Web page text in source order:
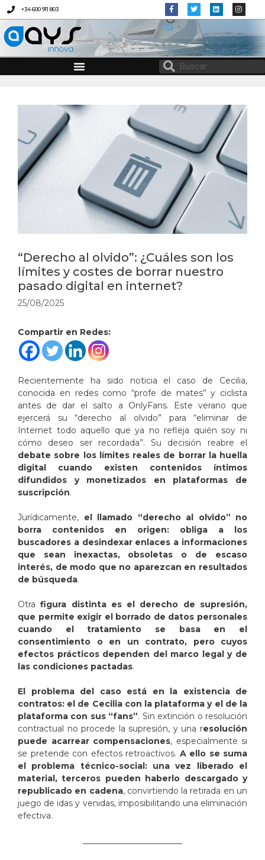
+34 600 911 803
AYS INNOVA
“Derecho al olvido”: ¿Cuáles son los
límites y costes de borrar nuestro
pasado digital en internet?
25/08/2025
Compartir en Redes:
Recientemente ha sido noticia el caso de Cecilia,
conocida en redes como “profe de mates” y ciclista
antes de dar el salto a OnlyFans. Este verano que
ejercerá su “derecho al olvido” para “eliminar de
Internet todo aquello que ya no refleja quién soy ni
cómo deseo ser recordada”. Su decisión reabre el
debate sobre los límites reales de borrar la huella
digital cuando existen contenidos íntimos
difundidos y monetizados en plataformas de
suscripción.
Jurídicamente, el llamado “derecho al olvido” no
borra contenidos en origen: obliga a los
buscadores a desindexar enlaces a informaciones
que sean inexactas, obsoletas o de escaso
interés, de modo que no aparezcan en resultados
de búsqueda.
Otrafigura distinta es el derecho de supresión,
que permite exigir el borrado de datos personales
cuando el tratamiento se basa en el
consentimiento o en un contrato, pero cuyos
efectos prácticos dependen del marco legal y de
las condiciones pactadas.
El problema del caso está en la existencia de
contratos: el de Cecilia con la plataforma y el de la
plataforma con sus “fans”. Sin extinción o resolución
contractual no procede la supresión, y una resolución
puede acarrear compensaciones, especialmente si
se pretende con efectos retroactivos. A ello se suma
el problema técnico-social: una vez liberado el
material, terceros pueden haberlo descargado y
republicado en cadena, convirtiendo la retirada en un
juego de idas y venidas, imposibilitando una eliminación
efectiva.